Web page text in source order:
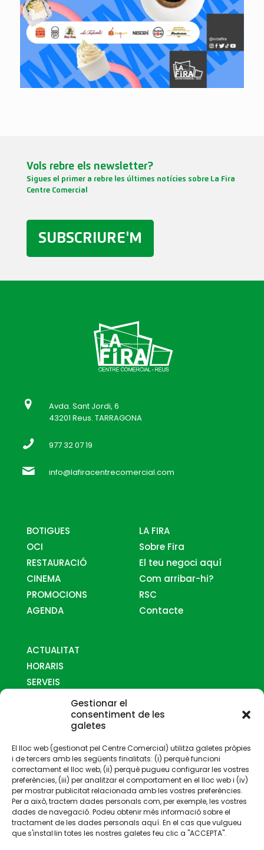
Gestionar el
consentiment de les
galetes
El lloc web (gestionat pel Centre Comercial) utilitza galetes pròpies
i de tercers amb les següents finalitats: (i) perquè funcioni
correctament el lloc web, (ii) perquè pugueu configurar les vostres
preferències, (iii) per analitzar el comportament en el lloc web i (iv)
per mostrar publicitat relacionada amb les vostres preferències.
Per a això, tractem dades personals com, per exemple, les vostres
dades de navegació. Podeu obtenir més informació sobre el
tractament de les dades personals aquí. En el cas que vulgueu
que s'instal·lin totes les nostres galetes feu clic a "ACCEPTA".
Vols rebre els newsletter?
Sigues el primer a rebre les últimes notícies sobre La Fira
Centre Comercial
SUBSCRIURE'M
Avda. Sant Jordi, 6
43201 Reus. TARRAGONA
977 32 07 19
info@lafiracentrecomercial.com
BOTIGUES
OCI
RESTAURACIÓ
CINEMA
PROMOCIONS
AGENDA
LA FIRA
Sobre Fira
El teu negoci aquí
Com arribar-hi?
RSC
Contacte
ACTUALITAT
HORARIS
SERVEIS
COM ARRIBAR-HI
CONTACTE
Gestionat per: